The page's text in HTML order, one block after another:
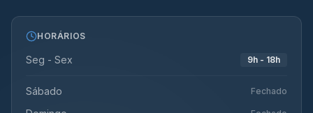
HORÁRIOS
Seg - Sex 9h - 18h
Sábado Fechado